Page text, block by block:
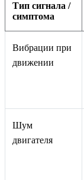
Тип сигнала /
симптома
Вибрации при
движении
Шум
двигателя